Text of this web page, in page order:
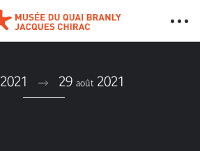
2021 29 août 2021